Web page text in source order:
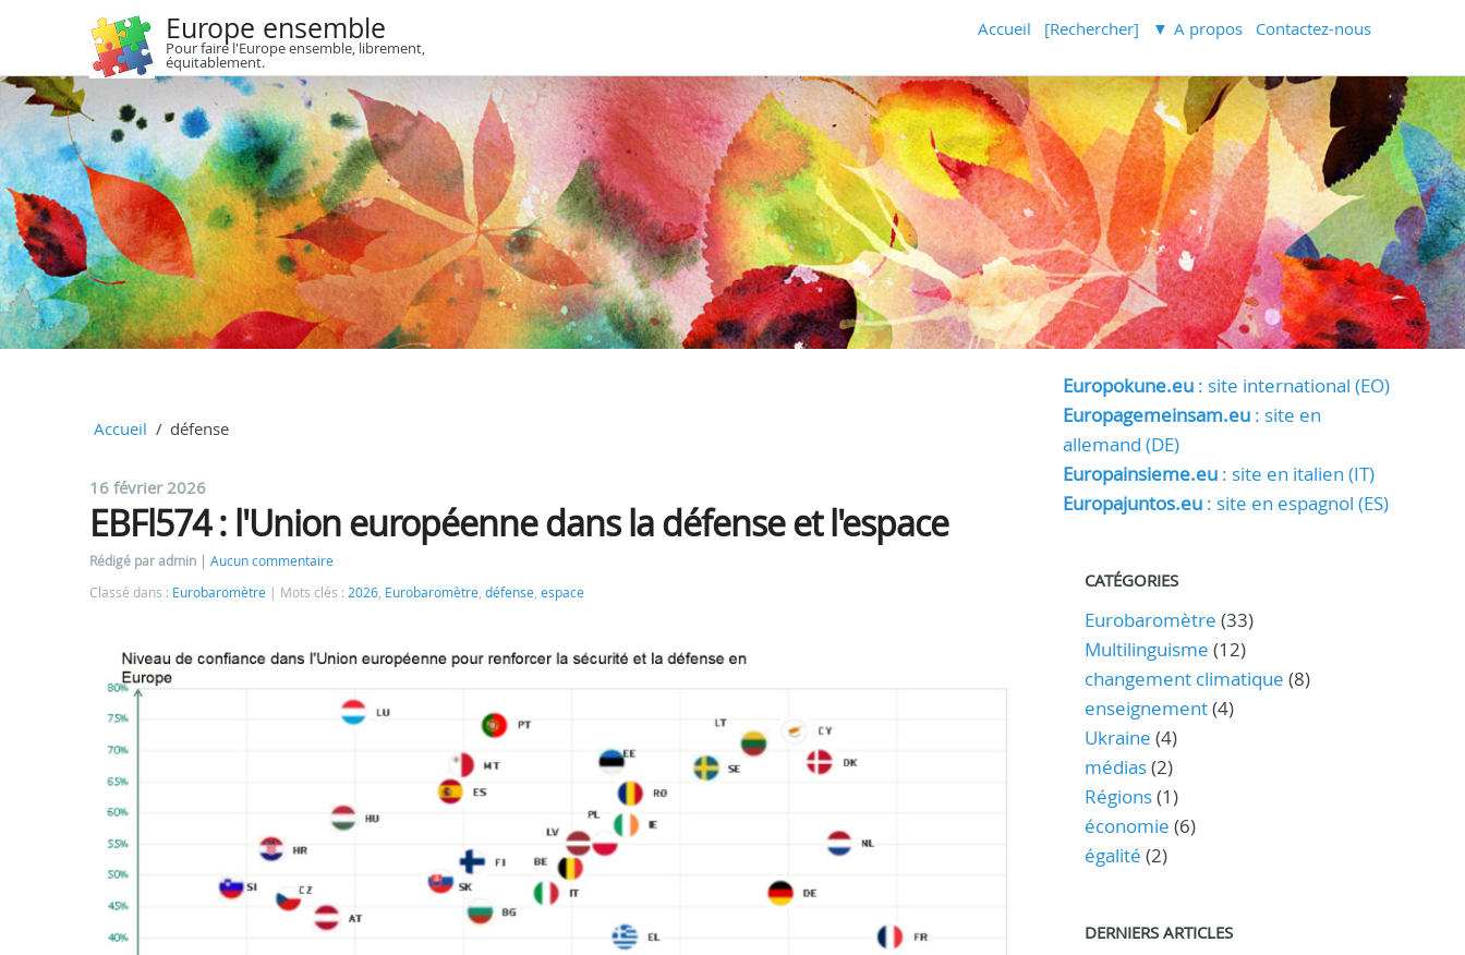
Europe ensemble
Pour faire l'Europe ensemble, librement,
équitablement.
Accueil [Rechercher] A propos Contactez-nous
Accueil défense
16 février 2026
EBFl574 : l'Union européenne dans la défense et l'espace
Rédigé par admin
Aucun commentaire
Classé dans : Eurobaromètre Mots clés : 2026, Eurobaromètre, défense, espace
Europokune.eu: site international (EO)
Europagemeinsam.eu: site en
allemand (DE)
Europainsieme.eu: site en italien (IT)
Europajuntos.eu: site en espagnol (ES)
CATÉGORIES
Eurobaromètre (33)
Multilinguisme (12)
changement climatique (8)
enseignement(4)
Ukraine (4)
médias(2)
Régions(1)
économie (6)
égalité (2)
DERNIERS ARTICLES